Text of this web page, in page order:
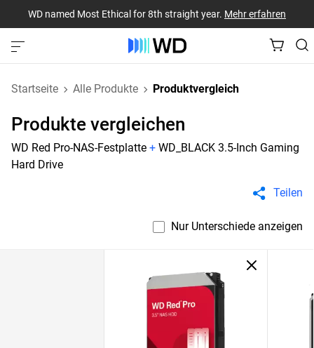
WD named Most Ethical for 8th straight year. Mehr erfahren
Startseite Alle Produkte Produktvergleich
Produkte vergleichen
WD Red Pro-NAS-Festplatte + WD_BLACK 3.5-Inch Gaming
Hard Drive
Teilen
Nur Unterschiede anzeigen